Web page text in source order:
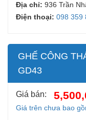
Địa chỉ: 936 Trần
Điện thoại: 098 359
GHẾ CÔNG
GD43
Giá bán:
Giá trên chưa bao